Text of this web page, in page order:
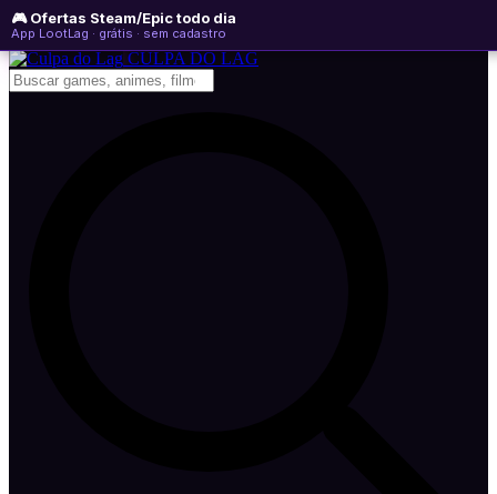
🎮 Ofertas Steam/Epic todo dia
App LootLag · grátis · sem cadastro
sexta-feira, 07 de agosto de 2026
Newsletter
CULPA DO LAG